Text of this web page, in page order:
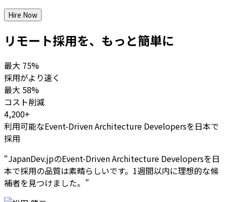
Hire Now
リモート採用を、もっと簡単に
最大 75%
採用がより速く
最大 58%
コスト削減
4,200+
利用可能なEvent-Driven Architecture Developersを日本で
採用
“JapanDev.jpのEvent-Driven Architecture Developersを日
本で採用の品質は素晴らしいです。1週間以内に理想的な候
補者を見つけました。 ”